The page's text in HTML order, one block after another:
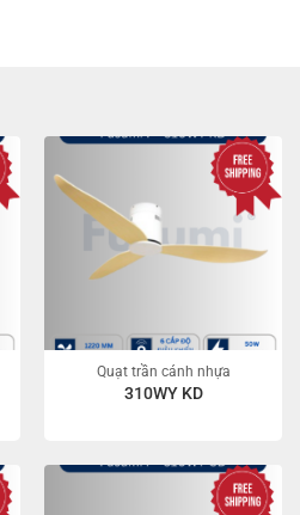
Quạt trần cánh nhựa
310WY KD